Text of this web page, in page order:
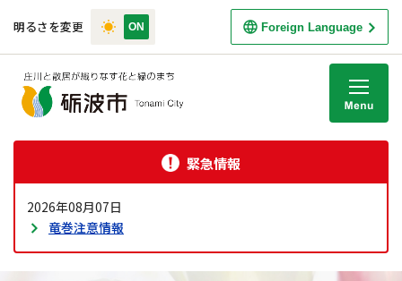
明るさを変更 Foreign Language
緊急情報
2026年08月07日
竜巻注意情報